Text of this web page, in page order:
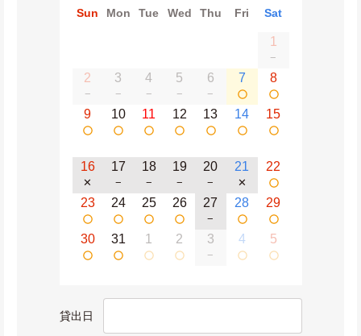
Sun Mon Tue Wed Thu Fri Sat
1
−
2
−
3
−
4
−
5
−
6
−
7 8
9 10 11 12 13 14 15
16
✕
17
−
18
−
19
−
20
−
21
✕
22
23 24 25 26 27
−
28 29
30 31 1 2 3
−
4 5
貸出日